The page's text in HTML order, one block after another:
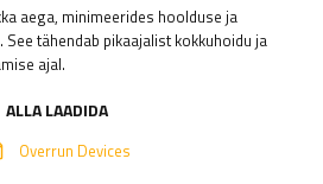
aega, minimeerides hoolduse ja
tähendab pikaajalist kokkuhoidu ja
ajal.
ALLA LAADIDA
Overrun Devices